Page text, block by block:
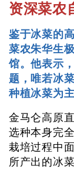
资深菜农
鉴于冰菜的
菜农朱华生
馆。他表示
题，唯若冰
种植冰菜为主
金马仑高原
选种本身完
栽培过程中
所产出的冰